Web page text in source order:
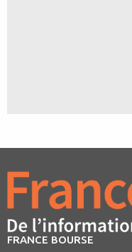
FRANCE BOURSE